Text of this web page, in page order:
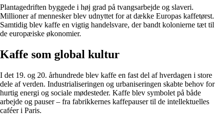
Plantagedriften byggede i høj grad på tvangsarbejde og slaveri.
Millioner af mennesker blev udnyttet for at dække Europas kaffetørst.
Samtidig blev kaffe en vigtig handelsvare, der bandt kolonierne tæt til
de europæiske økonomier.
Kaffe som global kultur
I det 19. og 20. århundrede blev kaffe en fast del af hverdagen i store
dele af verden. Industrialiseringen og urbaniseringen skabte behov for
hurtig energi og sociale mødesteder. Kaffe blev symbolet på både
arbejde og pauser – fra fabrikkernes kaffepauser til de intellektuelles
caféer i Paris.